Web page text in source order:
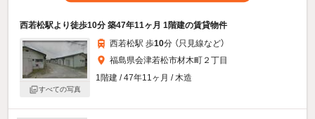
西若松駅より徒歩10分 築47年11ヶ月 1階建の賃貸物件
すべての写真
西若松駅 歩10分 （只見線など）
福島県会津若松市材木町２丁目
1階建 / 47年11ヶ月 / 木造